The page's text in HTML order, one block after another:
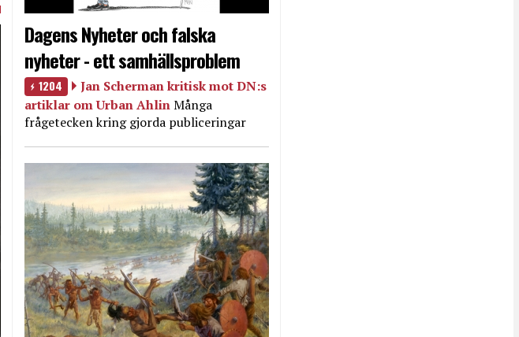
Dagens Nyheter och falska
nyheter - ett samhällsproblem
1204
Jan Scherman kritisk mot DN:s
artiklar om Urban AhlinMånga
frågetecken kring gjorda publiceringar